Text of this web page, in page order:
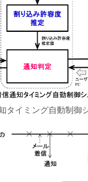
タイミング自動制御